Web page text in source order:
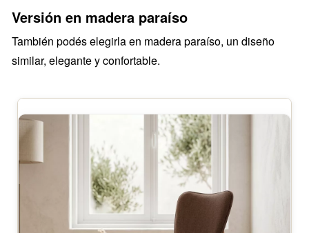
Versión en madera paraíso
También podés elegirla en madera paraíso, un diseño
similar, elegante y confortable.